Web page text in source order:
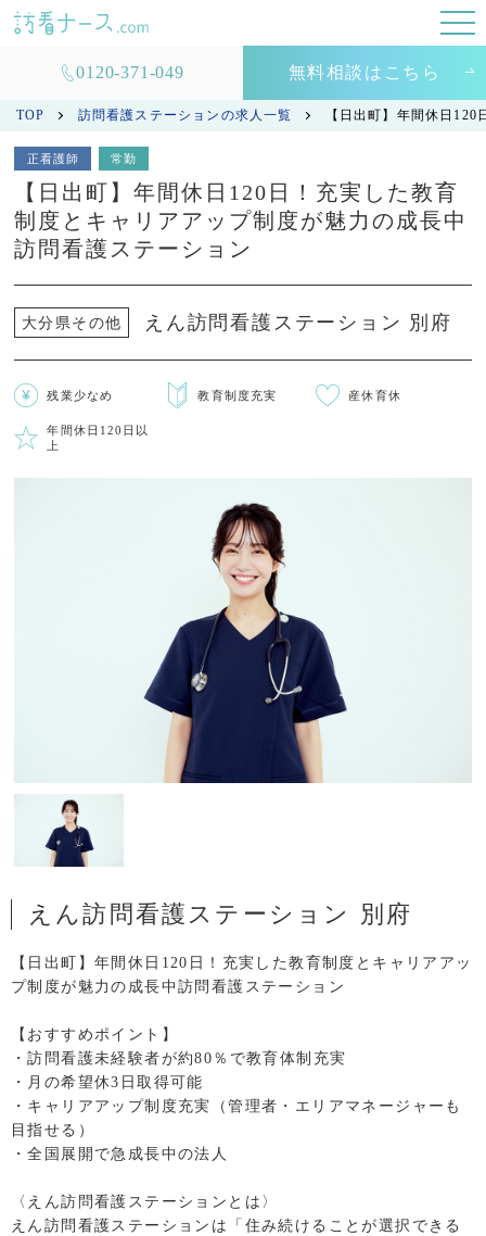
0120-371-049 無料相談はこちら
TOP 訪問看護ステーションの求人一覧 【日出町】年間休日
正看護師 常勤
【日出町】年間休日120日！充実した教育
制度とキャリアアップ制度が魅力の成長中
訪問看護ステーション
大分県その他 えん訪問看護ステーション 別府
残業少なめ 教育制度充実 産休育休
年間休日120日以
上
えん訪問看護ステーション 別府
【日出町】年間休日120日！充実した教育制度とキャリアアッ
プ制度が魅力の成長中訪問看護ステーション
【おすすめポイント】
・訪問看護未経験者が約80％で教育体制充実
・月の希望休3日取得可能
・キャリアアップ制度充実（管理者・エリアマネージャーも
目指せる）
・全国展開で急成長中の法人
〈えん訪問看護ステーションとは〉
えん訪問看護ステーションは「住み続けることが選択できる